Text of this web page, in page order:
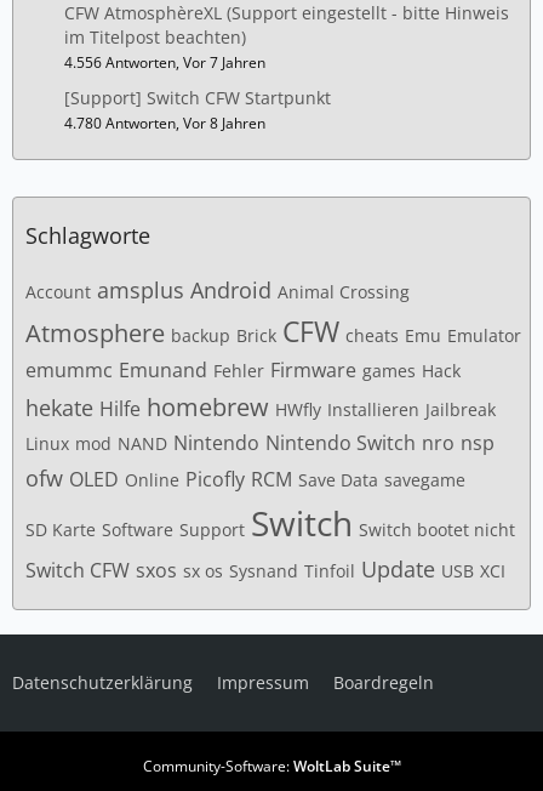
CFW AtmosphèreXL (Support eingestellt - bitte Hinweis
im Titelpost beachten)
4.556 Antworten, Vor 7 Jahren
[Support] Switch CFW Startpunkt
4.780 Antworten, Vor 8 Jahren
Schlagworte
Account amsplus Android Animal Crossing
Atmosphere backup Brick CFW cheats Emu Emulator
emummc Emunand Fehler Firmware games Hack
hekate Hilfe homebrew HWfly Installieren Jailbreak
Linux mod NAND Nintendo Nintendo Switch nro nsp
ofw OLED Online Picofly RCM Save Data savegame
SD Karte Software Support Switch Switch bootet nicht
Switch CFW sxos sx os Sysnand Tinfoil Update USB XCI
Datenschutzerklärung Impressum Boardregeln
Community-Software:WoltLab Suite™